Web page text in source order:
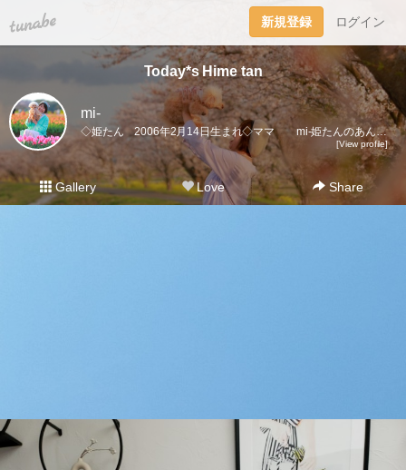
tuna.be 新規登録 ログイン
Today*s Hime tan
mi-
◇姫たん 2006年2月14日生まれ◇ママ mi-姫たんのあんな事、こんな事。ママと姫たんの大切なキロク。
[View profile]
Gallery Love Share